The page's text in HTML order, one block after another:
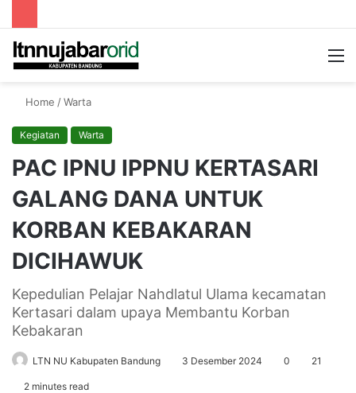
Home /Warta
Kegiatan Warta
PAC IPNU IPPNU KERTASARI
GALANG DANA UNTUK
KORBAN KEBAKARAN
DICIHAWUK
Kepedulian Pelajar Nahdlatul Ulama kecamatan
Kertasari dalam upaya Membantu Korban
Kebakaran
LTN NU Kabupaten Bandung 3 Desember 2024 0 21
2 minutes read